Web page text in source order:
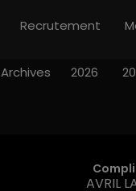
AVRIL
Recrutement
Archives 2026